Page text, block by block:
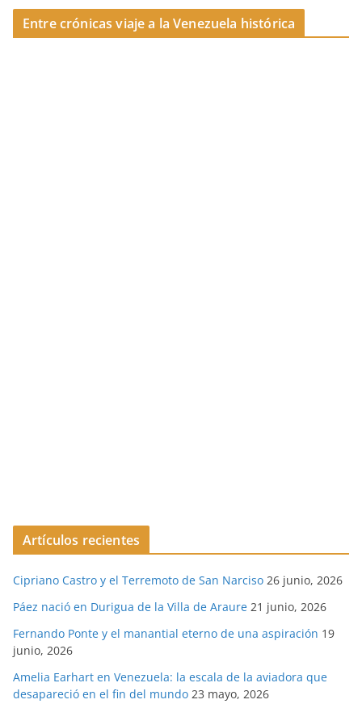
k
Entre crónicas viaje a la Venezuela histórica
Artículos recientes
Cipriano Castro y el Terremoto de San Narciso 26 junio, 2026
Páez nació en Durigua de la Villa de Araure 21 junio, 2026
Fernando Ponte y el manantial eterno de una aspiración 19
junio, 2026
Amelia Earhart en Venezuela: la escala de la aviadora que
desapareció en el fin del mundo 23 mayo, 2026